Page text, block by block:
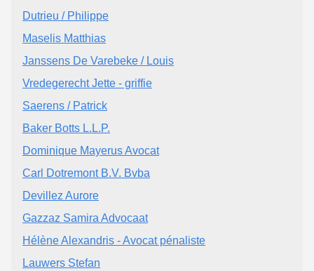
Dutrieu / Philippe
Maselis Matthias
Janssens De Varebeke / Louis
Vredegerecht Jette - griffie
Saerens / Patrick
Baker Botts L.L.P.
Dominique Mayerus Avocat
Carl Dotremont B.V. Bvba
Devillez Aurore
Gazzaz Samira Advocaat
Hélène Alexandris - Avocat pénaliste
Lauwers Stefan